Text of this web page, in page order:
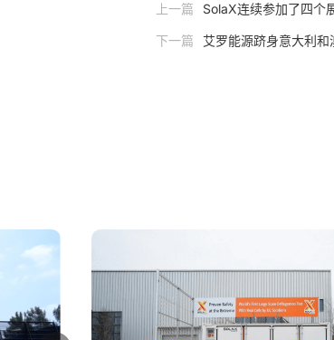
上一篇 SolaX连续参加了四个
下一篇 艾罗能源跻身意大利